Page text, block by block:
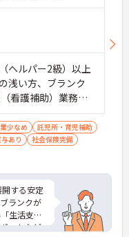
ヘルパー2級）以上
浅い方、ブランク
看護補助）業務か
のキャリアアップ
少なめ
託児所・育児補助
あり
社会保険完備
する安定
ランクが
生活支援
ートなど